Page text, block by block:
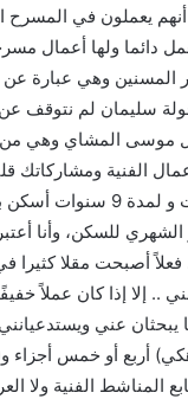
أنهم يعملون في
دائما ولها أعمال
المسنين وهي عبارة
وخولة سليمان لم
موسى المشاي وهي
الفنية ومشاركاتك
للالتزامات
الشهري للسكن، وأنا
.. فعلاً أصبحت مقلا
.. إلا إذا كان عملاً
يبحثان عني
أربع أو خمس أجزاء
المناشط الفنية